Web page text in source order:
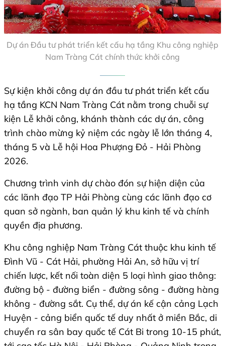
Dự án Đầu tư phát triển kết cấu hạ tầng Khu công nghiệp
Nam Tràng Cát chính thức khởi công
Sự kiện khởi công dự án đầu tư phát triển kết cấu
hạ tầng KCN Nam Tràng Cát nằm trong chuỗi sự
kiện Lễ khởi công, khánh thành các dự án, công
trình chào mừng kỷ niệm các ngày lễ lớn tháng 4,
tháng 5 và Lễ hội Hoa Phượng Đỏ - Hải Phòng
2026.
Chương trình vinh dự chào đón sự hiện diện của
các lãnh đạo TP Hải Phòng cùng các lãnh đạo cơ
quan sở ngành, ban quản lý khu kinh tế và chính
quyền địa phương.
Khu công nghiệp Nam Tràng Cát thuộc khu kinh tế
Đình Vũ - Cát Hải, phường Hải An, sở hữu vị trí
chiến lược, kết nối toàn diện 5 loại hình giao thông:
đường bộ - đường biển - đường sông - đường hàng
không - đường sắt. Cụ thể, dự án kế cận cảng Lạch
Huyện - cảng biển quốc tế duy nhất ở miền Bắc, di
chuyển ra sân bay quốc tế Cát Bi trong 10-15 phút,